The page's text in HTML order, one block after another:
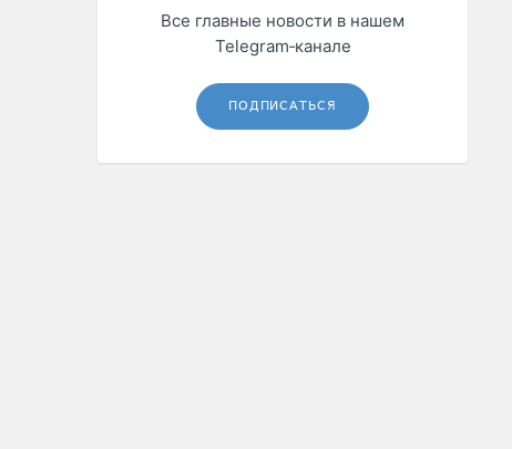
Все главные новости в нашем
Telegram‑канале
ПОДПИСАТЬСЯ